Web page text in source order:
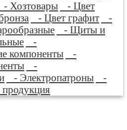
- Хозтовары
- Цвет
- Цвет графит
-
- Щиты и
-
компоненты
-
-
- Электропатроны
-
продукция